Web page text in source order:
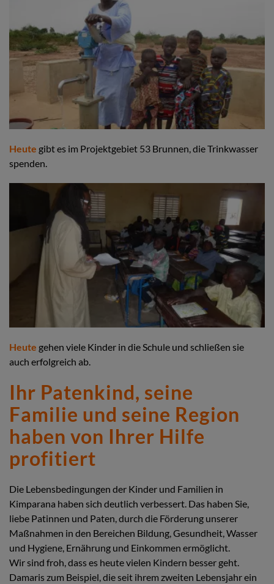
Heute gibt es im Projektgebiet 53 Brunnen, die Trinkwasser
spenden.
Heute gehen viele Kinder in die Schule und schließen sie
auch erfolgreich ab.
Ihr Patenkind, seine
Familie und seine Region
haben von Ihrer Hilfe
profitiert
Die Lebensbedingungen der Kinder und Familien in
Kimparana haben sich deutlich verbessert. Das haben Sie,
liebe Patinnen und Paten, durch die Förderung unserer
Maßnahmen in den Bereichen Bildung, Gesundheit, Wasser
und Hygiene, Ernährung und Einkommen ermöglicht.
Wir sind froh, dass es heute vielen Kindern besser geht.
Damaris zum Beispiel, die seit ihrem zweiten Lebensjahr ein